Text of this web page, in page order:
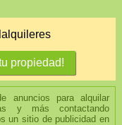
propiedad!
anuncios para alquilar
y más contactando
un sitio de publicidad en